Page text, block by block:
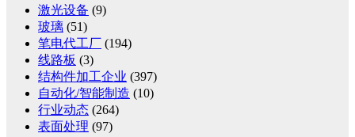
激光设备 (9)
玻璃 (51)
笔电代工厂 (194)
线路板 (3)
结构件加工企业 (397)
自动化/智能制造 (10)
行业动态 (264)
表面处理 (97)